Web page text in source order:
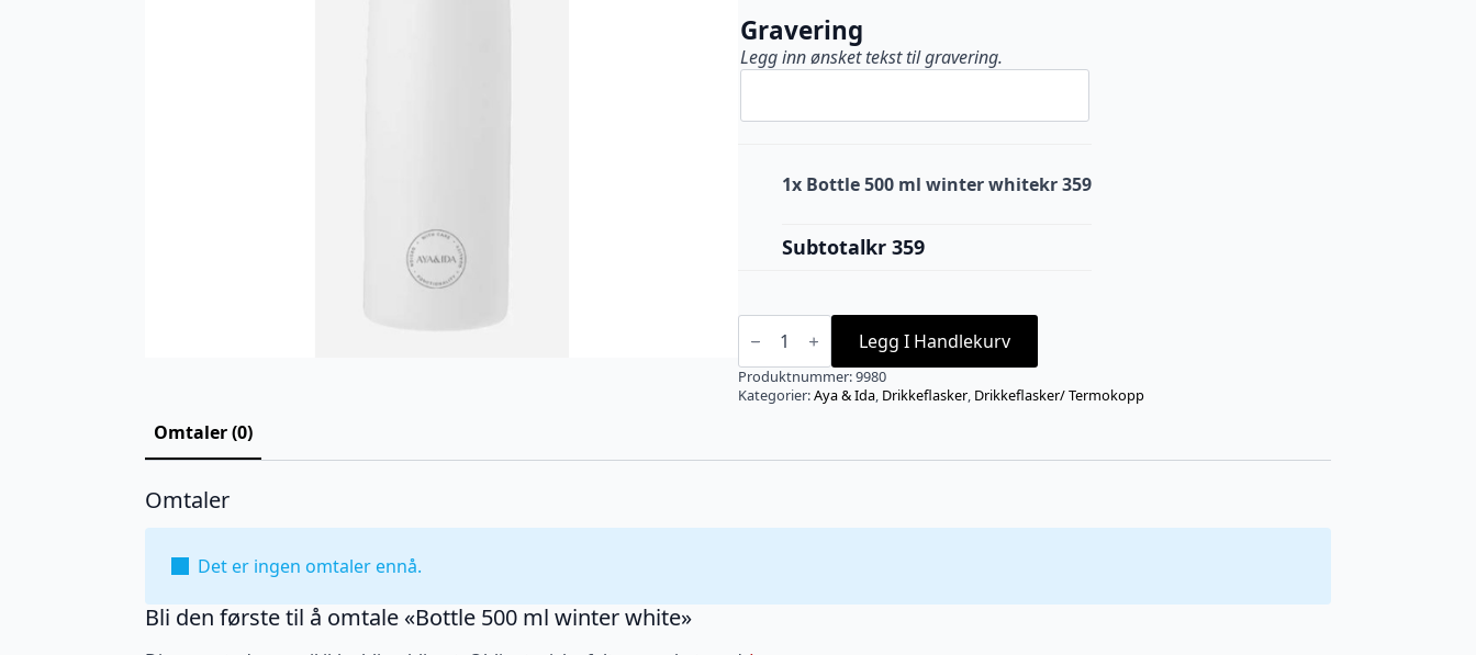
Gravering
Legg inn ønsket tekst til gravering.
1x Bottle 500 ml winter whitekr 359
Subtotalkr 359
Bottle
500
winter
white
antall
Legg I Handlekurv
Produktnummer:9980
Kategorier:Aya & Ida, Drikkeflasker, Drikkeflasker/ Termokopp
Omtaler (0)
Omtaler
Det er ingen omtaler ennå.
Bli den første til å omtale «Bottle 500 ml winter white»